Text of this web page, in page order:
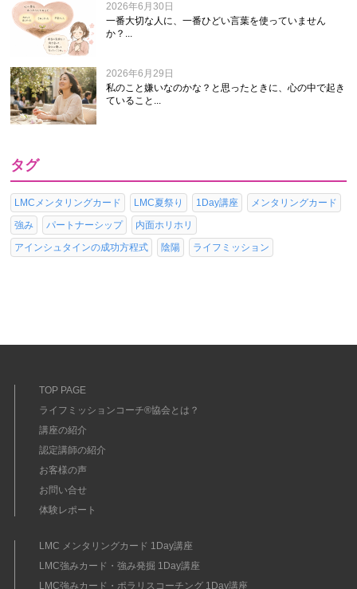
2026年6月30日
一番大切な人に、一番ひどい言葉を使っていません
か？...
2026年6月29日
私のこと嫌いなのかな？と思ったときに、心の中で起き
ていること...
タグ
LMCメンタリングカード LMC夏祭り 1Day講座
メンタリングカード
強み
パートナーシップ
内面ホリホリ
アインシュタインの成功方程式
陰陽 ライフミッション
TOP PAGE
ライフミッションコーチ®協会とは？
講座の紹介
認定講師の紹介
お客様の声
お問い合せ
体験レポート
LMC メンタリングカード 1Day講座
LMC強みカード・強み発掘 1Day講座
LMC強みカード・ポラリスコーチング 1Day講座